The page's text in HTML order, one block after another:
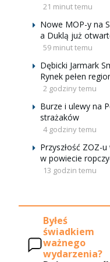
21 minut temu
Nowe MOP-y na
a Duklą już
59 minut temu
Dębicki Jarmark
Rynek pełen
2 godziny temu
Burze i ulewy na
strażaków
4 godziny temu
Przyszłość ZOZ-
w powiecie
13 godzin temu
Byłeś
świadkiem
ważnego
wydarzenia?